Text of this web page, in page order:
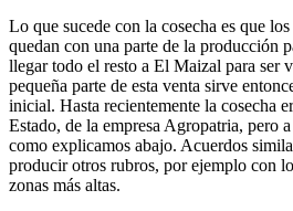
Lo que sucede con la cosecha es que
quedan con una parte de la producción
llegar todo el resto a El Maizal para ser
pequeña parte de esta venta sirve
inicial. Hasta recientemente la cosecha
Estado, de la empresa Agropatria, pero
como explicamos abajo. Acuerdos
producir otros rubros, por ejemplo con
zonas más altas.